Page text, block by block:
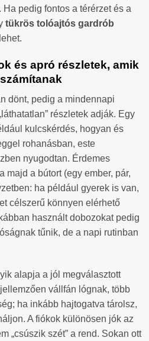
Ha pedig fontos a térérzet és a
tükrös tolóajtós gardrób
és apró részletek, amik
dönt, pedig a mindennapi
részletek adják. Egy
kulcskérdés, hogyan és
rohanásban, este
nyugodtan. Érdemes
majd a bútort (egy ember, pár,
ha például gyerek is van,
célszerű könnyen elérhető
használt dobozokat pedig
tűnik, de a napi rutinban
alapja a jól megválasztott
vállfán lógnak, több
ha inkább hajtogatva tárolsz,
A fiókok különösen jók az
„csúszik szét” a rend. Sokan ott